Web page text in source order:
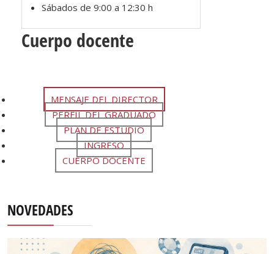
Sábados de 9:00 a 12:30 h
Cuerpo docente
MENSAJE DEL DIRECTOR
PERFIL DEL GRADUADO
PLAN DE ESTUDIO
INGRESO
CUERPO DOCENTE
NOVEDADES